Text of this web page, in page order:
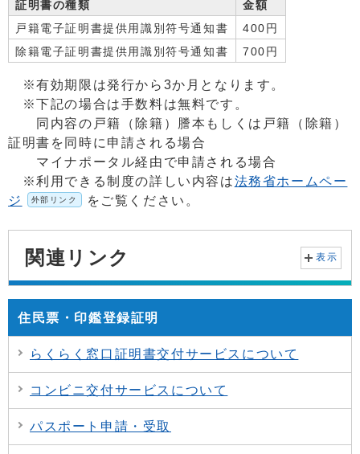
証明書の種類
金額
戸籍電子証明書提供用識別符号通知書
400円
除籍電子証明書提供用識別符号通知書
700円
※有効期限は発行から3か月となります。
※下記の場合は手数料は無料です。
同内容の戸籍（除籍）謄本もしくは戸籍（除籍）
証明書を同時に申請される場合
マイナポータル経由で申請される場合
※利用できる制度の詳しい内容は法務省ホームペー
ジ
外部リンク をご覧ください。
関連リンク 表示
住民票・印鑑登録証明
らくらく窓口証明書交付サービスについて
コンビニ交付サービスについて
パスポート申請・受取